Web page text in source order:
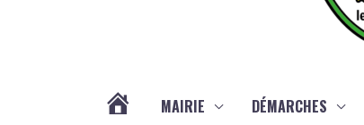
MAIRIE DÉMARCHES